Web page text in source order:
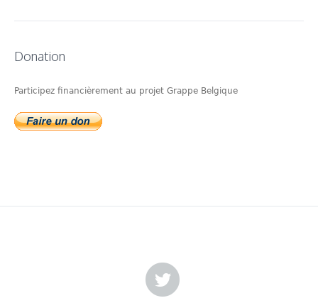
Donation
Participez financièrement au projet Grappe Belgique